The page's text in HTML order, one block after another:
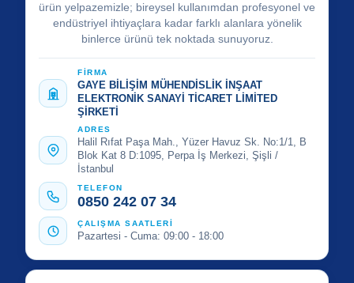
ürün yelpazemizle; bireysel kullanımdan profesyonel ve
endüstriyel ihtiyaçlara kadar farklı alanlara yönelik
binlerce ürünü tek noktada sunuyoruz.
FİRMA
GAYE BİLİŞİM MÜHENDİSLİK İNŞAAT
ELEKTRONİK SANAYİ TİCARET LİMİTED
ŞİRKETİ
ADRES
Halil Rıfat Paşa Mah., Yüzer Havuz Sk. No:1/1, B
Blok Kat 8 D:1095, Perpa İş Merkezi, Şişli /
İstanbul
TELEFON
0850 242 07 34
ÇALIŞMA SAATLERİ
Pazartesi - Cuma: 09:00 - 18:00